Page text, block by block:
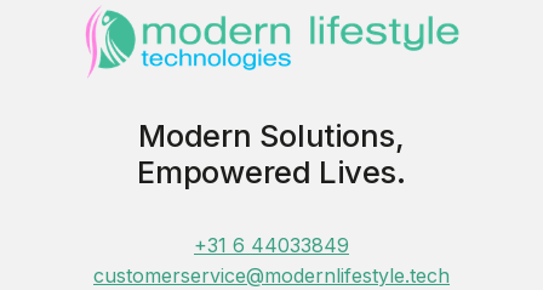
Modern Solutions,
Empowered Lives.
+31 6 44033849
customerservice@modernlifestyle.tech